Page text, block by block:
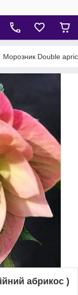
Морозник Double
абрикос )